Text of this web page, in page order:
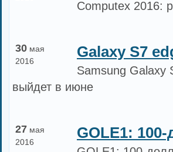
Computex 2016:
30 мая
2016
Galaxy S7
Samsung Galaxy
выйдет в июне
27 мая
2016
GOLE1: